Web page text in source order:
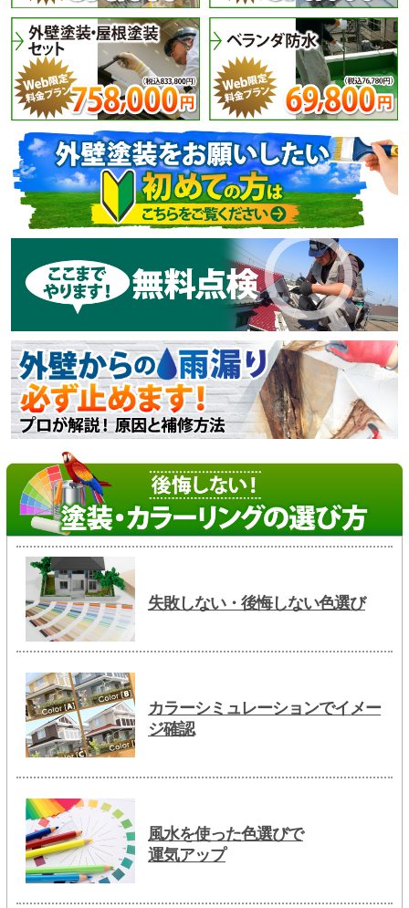
失敗しない・後悔しない色選び
カラーシミュレーションでイメー
ジ確認
風水を使った色選びで
運気アップ